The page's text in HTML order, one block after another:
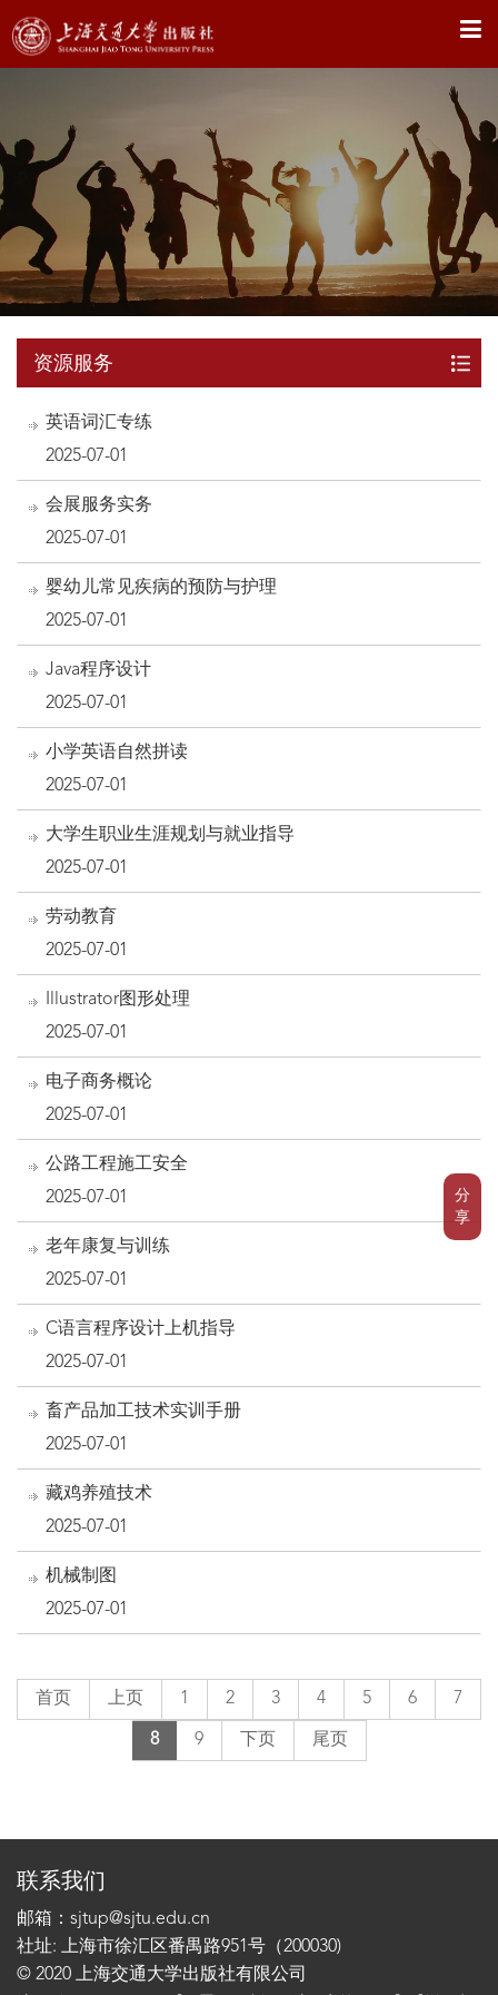
X
分
享
资源服务
英语词汇专练
2025-07-01
会展服务实务
2025-07-01
婴幼儿常见疾病的预防与护理
2025-07-01
Java程序设计
2025-07-01
小学英语自然拼读
2025-07-01
大学生职业生涯规划与就业指导
2025-07-01
劳动教育
2025-07-01
Illustrator图形处理
2025-07-01
电子商务概论
2025-07-01
公路工程施工安全
2025-07-01
老年康复与训练
2025-07-01
C语言程序设计上机指导
2025-07-01
畜产品加工技术实训手册
2025-07-01
藏鸡养殖技术
2025-07-01
机械制图
2025-07-01
首页 上页 1 2 3 4 5 6 7
8 9 下页 尾页
联系我们
邮箱：sjtup@sjtu.edu.cn
社址: 上海市徐汇区番禺路951号（200030)
© 2020 上海交通大学出版社有限公司